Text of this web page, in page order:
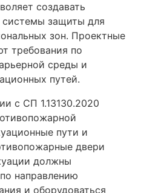
создавать
защиты для
зон. Проектные
требования по
среды и
путей.
с СП 1.13130.2020
пути и
двери
должны
направлению
и оборудоваться